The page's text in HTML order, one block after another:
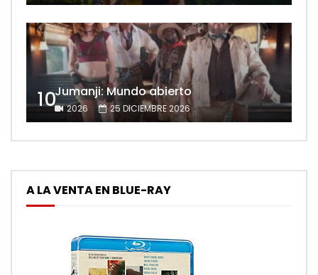
10Jumanji: Mundo abierto
2026 25 DICIEMBRE 2026
A LA VENTA EN BLUE-RAY